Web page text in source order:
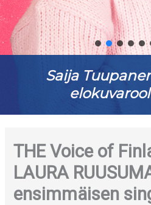
Saija
THE Voice of
LAURA
ensimmäisen